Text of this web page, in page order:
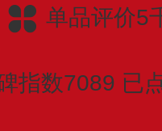
单品评价5
指数7089 已